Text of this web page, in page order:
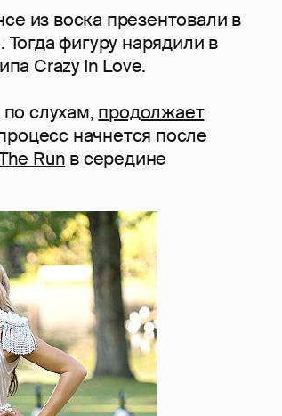
из воска презентовали в
фигуру нарядили в
Crazy In Love.
слухам, продолжает
начнется после
Run в середине